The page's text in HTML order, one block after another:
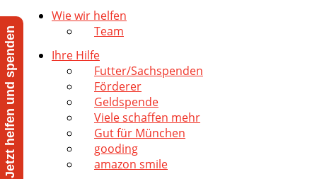
Wie wir helfen
Team
Ihre Hilfe
Futter/Sachspenden
Förderer
Geldspende
Viele schaffen mehr
Gut für München
gooding
amazon smile
Jetzt helfen und spenden